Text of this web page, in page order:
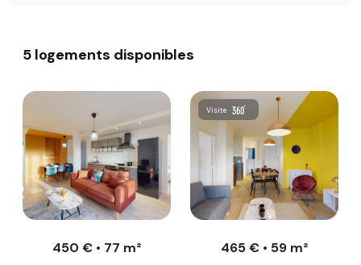
5 logements disponibles
450 € • 77 m²
Visite
465 € • 59 m²